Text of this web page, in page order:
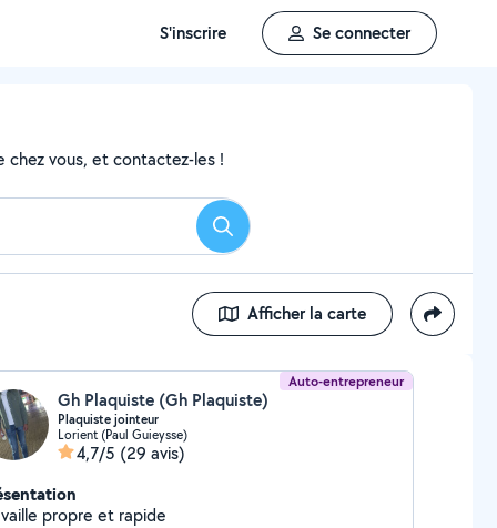
S'inscrire Se connecter
chez vous, et contactez-les !
Rechercher
Afficher la carte
Auto-entrepreneur
Gh Plaquiste (Gh Plaquiste)
Plaquiste jointeur
Lorient (Paul Guieysse)
4,7/5 (29 avis)
propre et rapide